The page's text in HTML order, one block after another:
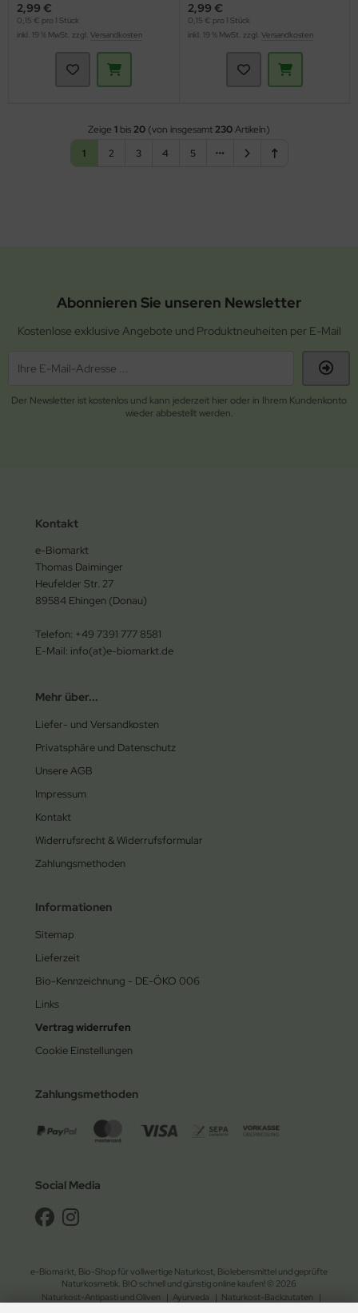
2,99 €
0,15 € pro 1 Stück
inkl. 19 % MwSt. zzgl. Versandkosten
2,99 €
0,15 € pro 1 Stück
inkl. 19 % MwSt. zzgl. Versandkosten
Zeige 1 bis20 (von insgesamt230Artikeln)
1
2 3 4 5
Abonnieren Sie unseren Newsletter
Kostenlose exklusive Angebote und Produktneuheiten per E-Mail
Der Newsletter ist kostenlos und kann jederzeit hier oder in Ihrem Kundenkonto
wieder abbestellt werden.
Kontakt
e-Biomarkt
Thomas Daiminger
Heufelder Str. 27
89584 Ehingen (Donau)
Telefon: +49 7391 777 8581
E-Mail: info(at)e-biomarkt.de
Mehr über...
Liefer- und Versandkosten
Privatsphäre und Datenschutz
Unsere AGB
Impressum
Kontakt
Widerrufsrecht & Widerrufsformular
Zahlungsmethoden
Informationen
Sitemap
Lieferzeit
Bio-Kennzeichnung - DE-ÖKO 006
Links
Vertrag widerrufen
Cookie Einstellungen
Zahlungsmethoden
Social Media
e-Biomarkt, Bio-Shop für vollwertige Naturkost, Biolebensmittel und geprüfte
Naturkosmetik. BIO schnell und günstig online kaufen! © 2026
Naturkost-Antipasti und Oliven
| Ayurveda | Naturkost-Backzutaten
|